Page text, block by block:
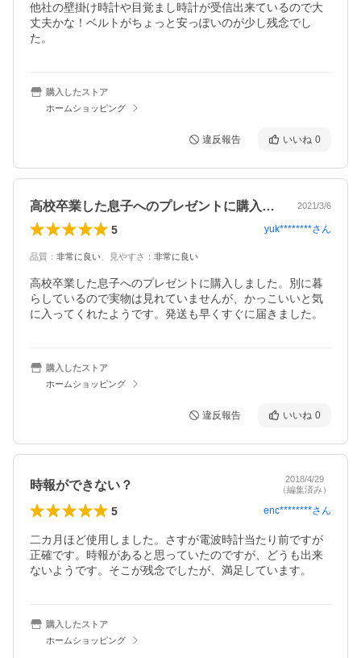
他社の壁掛け時計や目覚まし時計が受信出来ているので大
丈夫かな！ベルトがちょっと安っぽいのが少し残念でし
た。
購入したストア
ホームショッピング
違反報告 いいね 0
高校卒業した息子へのプレゼントに購入し… 2021/3/6
5 yuk********さん
品質 ： 非常に良い 見やすさ ： 非常に良い
高校卒業した息子へのプレゼントに購入しました。別に暮
らしているので実物は見れていませんが、かっこいいと気
に入ってくれたようです。発送も早くすぐに届きました。
購入したストア
ホームショッピング
違反報告 いいね 0
時報ができない？
2018/4/29
（編集済み）
5 enc********さん
二カ月ほど使用しました。さすが電波時計当たり前ですが
正確です。時報があると思っていたのですが、どうも出来
ないようです。そこが残念でしたが、満足しています。
購入したストア
ホームショッピング